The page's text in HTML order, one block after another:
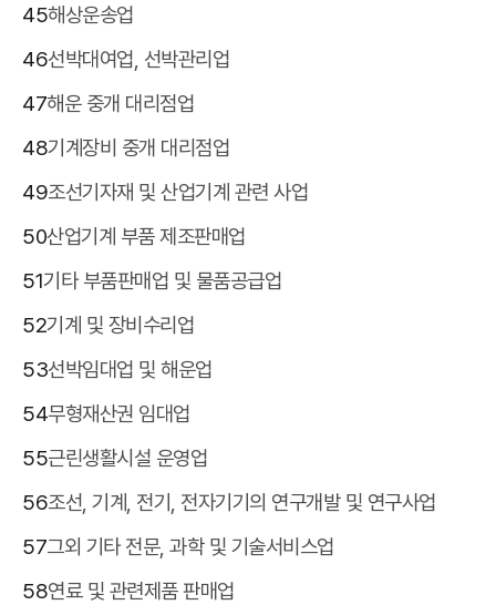
45해상운송업
46선박대여업, 선박관리업
47해운 중개 대리점업
48기계장비 중개 대리점업
49조선기자재 및 산업기계 관련 사업
50산업기계 부품 제조판매업
51기타 부품판매업 및 물품공급업
52기계 및 장비수리업
53선박임대업 및 해운업
54무형재산권 임대업
55근린생활시설 운영업
56조선, 기계, 전기, 전자기기의 연구개발 및 연구사업
57그외 기타 전문, 과학 및 기술서비스업
58연료 및 관련제품 판매업